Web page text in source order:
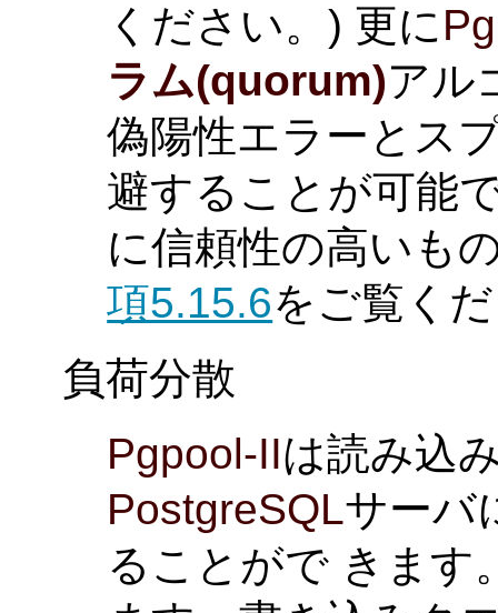
ください。) 更に
ラム(quorum)アル
偽陽性エラーとス
避することが可能
に信頼性の高いも
項5.15.6をご覧く
負荷分散
Pgpool-IIは読み込
PostgreSQLサーバ
ることがで きます